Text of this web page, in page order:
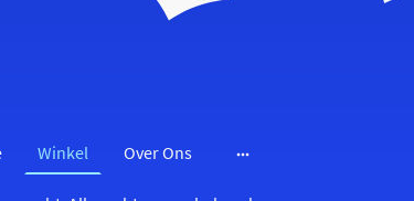
Winkel Over Ons